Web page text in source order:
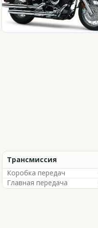
Трансмиссия
Коробка передач
Главная передача